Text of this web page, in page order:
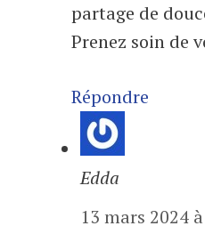
partage de
Prenez soin de
Répondre
Edda
13 mars 2024